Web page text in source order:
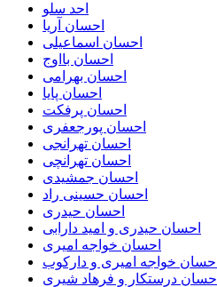
احد سلو
احسان آریا
احسان اسماعیلی
احسان بااوج
احسان بهرامی
احسان پایا
احسان پرفکت
احسان پورجعفری
احسان تهرانجی
احسان تهرانچی
احسان جمشیدی
احسان حسینی راد
احسان حیدری
احسان حیدری و امید دارابی
احسان خواجه امیری
احسان خواجه امیری و دارکوب
احسان درستكار و فرهاد شيرى